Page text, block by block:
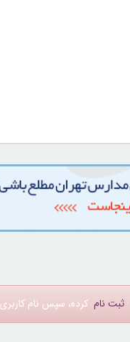
ثبت نام کرده، سپس نام